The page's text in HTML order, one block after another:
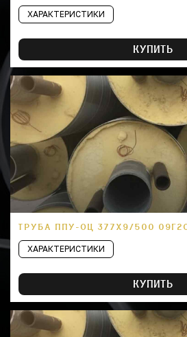
ХАРАКТЕРИСТИКИ
КУПИТЬ
ТРУБА ППУ-ОЦ 377Х9/500
ХАРАКТЕРИСТИКИ
КУПИТЬ